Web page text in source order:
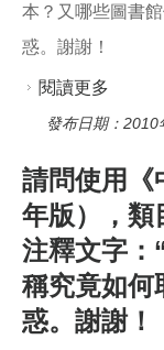
本？又哪些圖書
惑。謝謝！
閱讀更多
國圖
學類
發布日期：
請問使用《
年版），類
注釋文字：
稱究竟如何
惑。謝謝！